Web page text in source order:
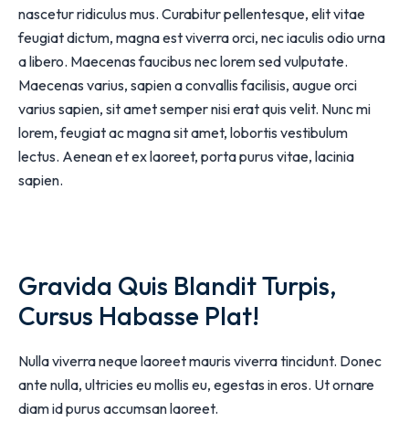
nascetur ridiculus mus. Curabitur pellentesque, elit vitae
feugiat dictum, magna est viverra orci, nec iaculis odio urna
a libero. Maecenas faucibus nec lorem sed vulputate.
Maecenas varius, sapien a convallis facilisis, augue orci
varius sapien, sit amet semper nisi erat quis velit. Nunc mi
lorem, feugiat ac magna sit amet, lobortis vestibulum
lectus. Aenean et ex laoreet, porta purus vitae, lacinia
sapien.
Gravida Quis Blandit Turpis,
Cursus Habasse Plat!
Nulla viverra neque laoreet mauris viverra tincidunt. Donec
ante nulla, ultricies eu mollis eu, egestas in eros. Ut ornare
diam id purus accumsan laoreet.